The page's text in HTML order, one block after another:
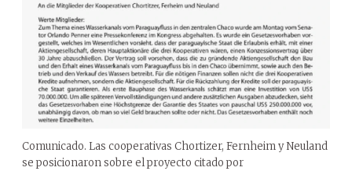
Comunicado. Las cooperativas Chortizer, Fernheim y Neuland
se posicionaron sobre el proyecto citado por